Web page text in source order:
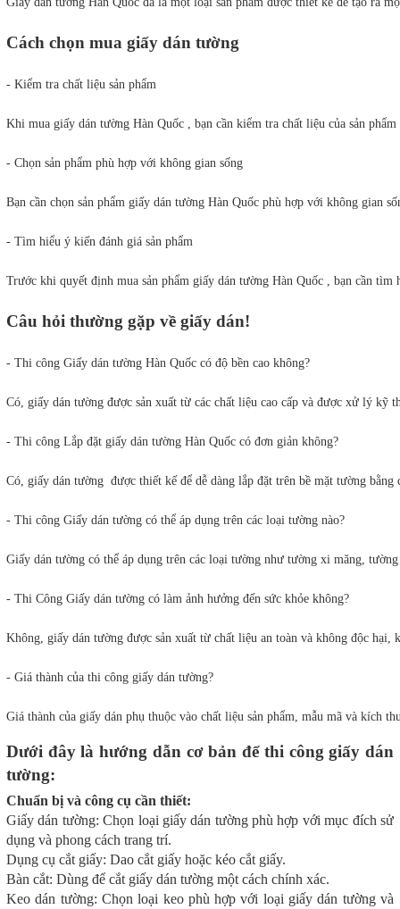
Cách chọn mua giấy dán tường
- Kiểm tra chất liệu sản phẩm
Khi mua giấy dán tường Hàn Quốc , bạn cần kiểm tra chất liệu của sản
- Chọn sản phẩm phù hợp với không gian sống
Bạn cần chọn sản phẩm giấy dán tường Hàn Quốc phù hợp với không gian
- Tìm hiểu ý kiến đánh giá sản phẩm
Trước khi quyết định mua sản phẩm giấy dán tường Hàn Quốc , bạn cần
Câu hỏi thường gặp về giấy dán!
- Thi công Giấy dán tường Hàn Quốc có độ bền cao không?
Có, giấy dán tường được sản xuất từ các chất liệu cao cấp và được xử lý kỹ
- Thi công Lắp đặt giấy dán tường Hàn Quốc có đơn giản không?
Có, giấy dán tường  được thiết kế để dễ dàng lắp đặt trên bề mặt tường bằng
- Thi công Giấy dán tường có thể áp dụng trên các loại tường nào?
Giấy dán tường có thể áp dụng trên các loại tường như tường xi măng,
- Thi Công Giấy dán tường có làm ảnh hưởng đến sức khỏe không?
Không, giấy dán tường được sản xuất từ chất liệu an toàn và không độc hại,
- Giá thành của thi công giấy dán tường?
Giá thành của giấy dán phụ thuộc vào chất liệu sản phẩm, mẫu mã và kích
Dưới đây là hướng dẫn cơ bản để thi công giấy dán
tường:
Chuẩn bị và công cụ cần thiết:
Giấy dán tường: Chọn loại giấy dán tường phù hợp với mục đích sử
dụng và phong cách trang trí.
Dụng cụ cắt giấy: Dao cắt giấy hoặc kéo cắt giấy.
Bàn cắt: Dùng để cắt giấy dán tường một cách chính xác.
Keo dán tường: Chọn loại keo phù hợp với loại giấy dán tường và